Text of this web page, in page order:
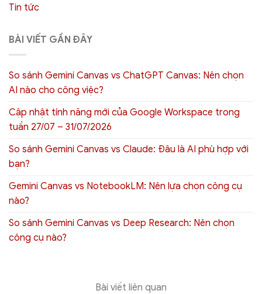
Tin tức
BÀI VIẾT GẦN ĐÂY
So sánh Gemini Canvas vs ChatGPT Canvas: Nên chọn
AI nào cho công việc?
Cập nhật tính năng mới của Google Workspace trong
tuần 27/07 – 31/07/2026
So sánh Gemini Canvas vs Claude: Đâu là AI phù hợp với
bạn?
Gemini Canvas vs NotebookLM: Nên lựa chọn công cụ
nào?
So sánh Gemini Canvas vs Deep Research: Nên chọn
công cụ nào?
Bài viết liên quan